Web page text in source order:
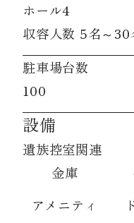
ホール4
収容人数 5名～30
駐車場台数
100
設備
遺族控室関連
金庫
アメニティ